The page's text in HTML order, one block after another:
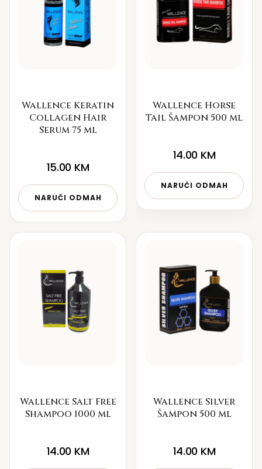
Wallence Keratin
Collagen Hair
Serum 75 ml
15.00 KM
NARUČI ODMAH
Wallence Horse
Tail Šampon 500 ml
14.00 KM
NARUČI ODMAH
Wallence Salt Free
Shampoo 1000 ml
14.00 KM
Wallence Silver
Šampon 500 ml
14.00 KM